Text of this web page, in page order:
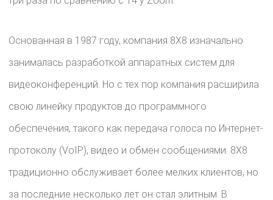
Основанная в 1987 году, компания 8X8 изначально
занималась разработкой аппаратных систем для
видеоконференций. Но с тех пор компания расширила
свою линейку продуктов до программного
обеспечения, такого как передача голоса по Интернет-
протоколу (VoIP), видео и обмен сообщениями. 8X8
традиционно обслуживает более мелких клиентов, но
за последние несколько лет он стал элитным. В